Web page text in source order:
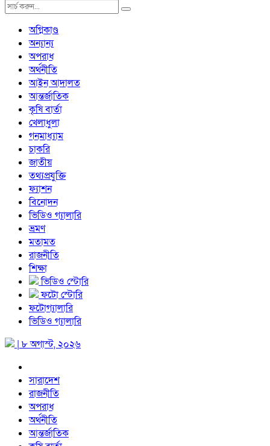
অগ্নিকাণ্ড
অন্যান্য
অপরাধ
অর্থনীতি
আইন আদালত
আন্তর্জাতিক
কৃষি বার্তা
খেলাধুলা
গনমাধ্যাম
চাকরি
জাতীয়
তথ্যপ্রযুক্তি
ফ্যাশন
বিনোদন
ভিডিও গ্যালারি
ভ্রমণ
মতামত
রাজনীতি
শিক্ষা
ভিডিও স্টোরি
ফটো স্টোরি
ফটোগ্যালারি
ভিডিও গ্যালারি
| ৮ অগাস্ট, ২০২৬
সারাদেশ
রাজনীতি
অপরাধ
অর্থনীতি
আন্তর্জাতিক